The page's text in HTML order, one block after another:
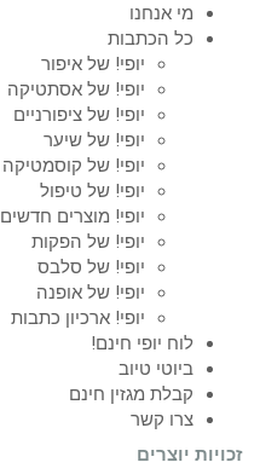
מי אנחנו
כל הכתבות
יופי! של איפור
יופי! של אסתטיקה
יופי! של ציפורניים
יופי! של שיער
יופי! של קוסמטיקה
יופי! של טיפול
יופי! מוצרים חדשים
יופי! של הפקות
יופי! של סלבס
יופי! של אופנה
יופי! ארכיון כתבות
לוח יופי חינם!
ביוטי טיוב
קבלת מגזין חינם
צרו קשר
זכויות יוצרים